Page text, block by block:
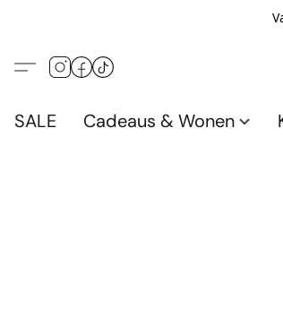
SALE Cadeaus & Wonen